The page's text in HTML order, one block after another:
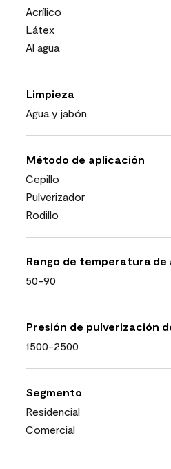
Acrílico
Látex
Al agua
Limpieza
Agua y jabón
Método de aplicación
Cepillo
Pulverizador
Rodillo
Rango de temperatura de
50-90
Presión de pulverización
1500-2500
Segmento
Residencial
Comercial